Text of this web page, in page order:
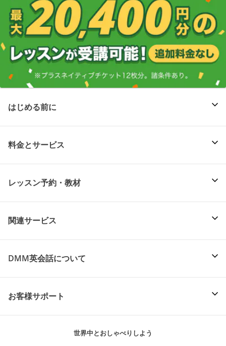
はじめる前に
料金とサービス
レッスン予約・教材
関連サービス
DMM英会話について
お客様サポート
世界中とおしゃべりしよう